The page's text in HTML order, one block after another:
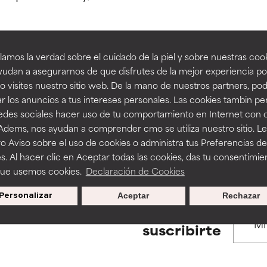
la verdad sobre el cuidado de la piel y sobre nuestras
a asegurarnos de que disfrutes de la mejor experiencia
visites nuestro sitio web. De la mano de nuestros partners,
los anuncios a tus intereses personales. Las cookies tambin
sociales hacer uso de tu comportamiento en Internet con
nos ayudan a comprender cmo se utiliza nuestro sitio.
Aviso sobre el uso de cookies o administra tus Preferencias de
Al hacer clic en Aceptar todas las cookies, das tu
usemos cookies. Declaración de Cookies
Personalizar Rechazar
Aceptar
BACK TO SEARCH
to assess ingredients in this dictionary. Regulations
tan beneficiosos como los de la categoría excelente, suelen ser
la estabilidad o la absorción de una fórmula.
ciertas limitaciones en cuanto a su apariencia, estabilidad o
básicos o que no cuentan con suficiente respaldo científico.
algunos beneficios se recomienda evitarlo por su
efectos adversos como irritación, inflamación o
se utiliza en altas concentraciones o junto con otros
tan beneficiosos como los de la categoría excelente, suelen ser
la estabilidad o la absorción de una fórmula.
ciertas limitaciones en cuanto a su apariencia, estabilidad o
básicos o que no cuentan con suficiente respaldo científico.
algunos beneficios se recomienda evitarlo por su
efectos adversos como irritación, inflamación o
se utiliza en altas concentraciones o junto con otros
suscribirte